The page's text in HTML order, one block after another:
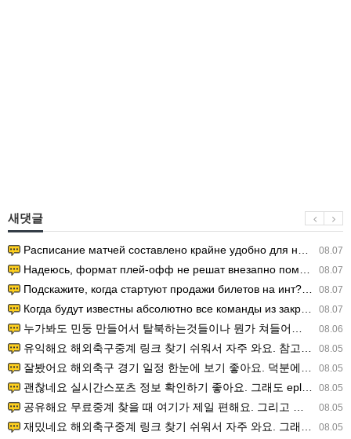
새댓글
08.07
Расписание матчей составлено крайне удобно для нашего часово…
08.07
Надеюсь, формат плей-офф не решат внезапно поменять. https:/…
08.07
Подскажите, когда стартуют продажи билетов на инт? https://g…
08.07
Когда будут известны абсолютно все команды из закрытых квали…
08.06
누가봐도 민둥 만들어서 탈북하는것들이나 뭔가 쳐들어오는 낌새를 미리 알아차리기 위함이지 저걸 전쟁준비라고 하…
08.05
유익해요 해외축구중계 링크 찾기 쉬워서 자주 와요. 참고로 무료스포츠중계 정보 확인할 때 출처 꼭 체크해요.…
08.05
잘봤어요 해외축구 경기 일정 한눈에 보기 좋아요. 덕분에 epl중계 볼 때 공식 중계 채널 먼저 찾아봐요. …
08.05
괜찮네요 실시간스포츠 정보 확인하기 좋아요. 그래도 epl중계 볼 때 공식 중계 채널 먼저 찾아봐요. 북마크…
08.05
공유해요 무료중계 찾을 때 여기가 제일 편해요. 그리고 무료스포츠중계 정보 확인할 때 출처 꼭 체크해요. 앞…
08.05
재밌네요 해외축구중계 링크 찾기 쉬워서 자주 와요. 그래서 해외축구중계도 정식 서비스로 봐야 안전해요. 다음…